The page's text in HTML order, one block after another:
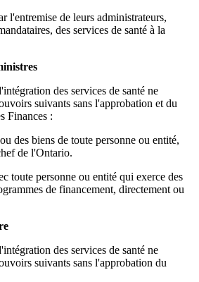
l'entremise de leurs administrateurs,
des services de santé à la
des services de santé ne
suivants sans l'approbation et du
Finances :
des biens de toute personne ou entité,
de l'Ontario.
toute personne ou entité qui exerce des
de financement, directement ou
des services de santé ne
suivants sans l'approbation du